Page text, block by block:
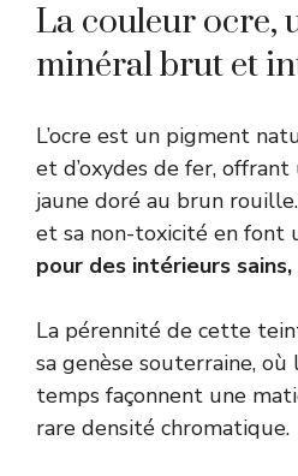
La couleur ocre,
minéral brut et
L’ocre est un pigment
et d’oxydes de fer,
jaune doré au brun
et sa non-toxicité en font
pour des intérieurs
La pérennité de cette
sa genèse souterraine,
temps façonnent une
rare densité chromatique.